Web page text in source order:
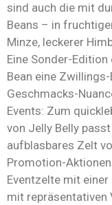
sind auch die mit
Beans – in
Minze, leckerer
Eine Sonder-
Bean eine
Geschmacks-
Events: Zum
von Jelly Belly
aufblasbares Zelt
Promotion-
Eventzelte mit
mit repräsentativen